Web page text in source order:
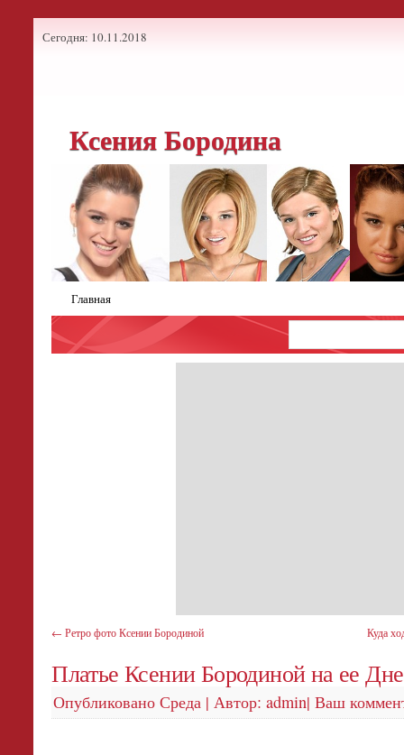
Сегодня: 10.11.2018
Ксения Бородина
Главная
← Ретро фото Ксении Бородиной Куда
Платье Ксении Бородиной на ее
Опубликовано Среда |Автор: admin| Ваш